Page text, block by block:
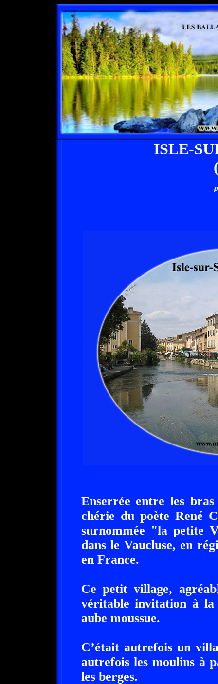
ISLE-
Enserrée entre les
chérie du poète René
surnommée "la petite
dans le Vaucluse, en
en France.
Ce petit village,
véritable invitation à la
aube moussue.
C’était autrefois un
autrefois les moulins à
les berges.